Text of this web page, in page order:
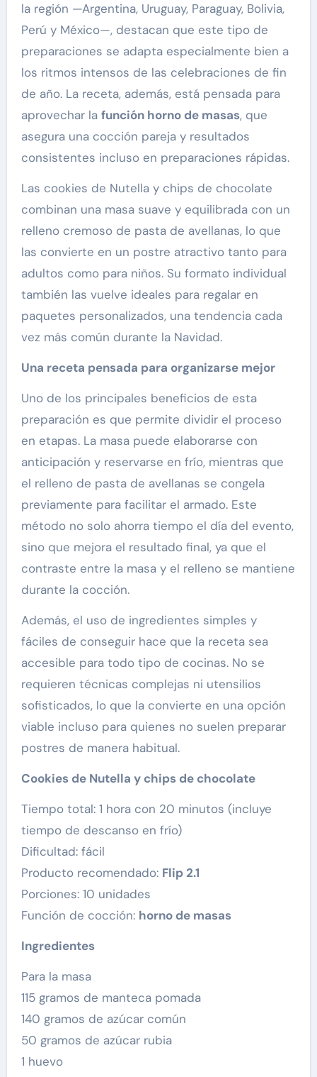
la región —Argentina, Uruguay, Paraguay, Bolivia,
Perú y México—, destacan que este tipo de
preparaciones se adapta especialmente bien a
los ritmos intensos de las celebraciones de fin
de año. La receta, además, está pensada para
aprovechar la función horno de masas, que
asegura una cocción pareja y resultados
consistentes incluso en preparaciones rápidas.
Las cookies de Nutella y chips de chocolate
combinan una masa suave y equilibrada con un
relleno cremoso de pasta de avellanas, lo que
las convierte en un postre atractivo tanto para
adultos como para niños. Su formato individual
también las vuelve ideales para regalar en
paquetes personalizados, una tendencia cada
vez más común durante la Navidad.
Una receta pensada para organizarse mejor
Uno de los principales beneficios de esta
preparación es que permite dividir el proceso
en etapas. La masa puede elaborarse con
anticipación y reservarse en frío, mientras que
el relleno de pasta de avellanas se congela
previamente para facilitar el armado. Este
método no solo ahorra tiempo el día del evento,
sino que mejora el resultado final, ya que el
contraste entre la masa y el relleno se mantiene
durante la cocción.
Además, el uso de ingredientes simples y
fáciles de conseguir hace que la receta sea
accesible para todo tipo de cocinas. No se
requieren técnicas complejas ni utensilios
sofisticados, lo que la convierte en una opción
viable incluso para quienes no suelen preparar
postres de manera habitual.
Cookies de Nutella y chips de chocolate
Tiempo total: 1 hora con 20 minutos (incluye
tiempo de descanso en frío)
Dificultad: fácil
Producto recomendado: Flip 2.1
Porciones: 10 unidades
Función de cocción: horno de masas
Ingredientes
Para la masa
115 gramos de manteca pomada
140 gramos de azúcar común
50 gramos de azúcar rubia
1 huevo